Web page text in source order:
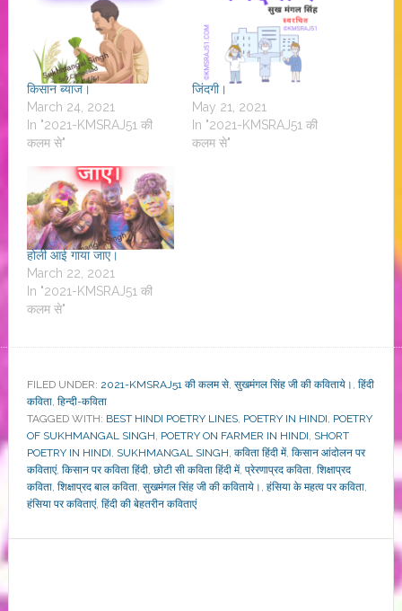
किसान ब्याज।
March 24, 2021
In "2021-KMSRAJ51 की
कलम से"
जिंदगी।
May 21, 2021
In "2021-KMSRAJ51 की
कलम से"
होली आई गाया जाए।
March 22, 2021
In "2021-KMSRAJ51 की
कलम से"
FILED UNDER: 2021-KMSRAJ51 की कलम से, सुखमंगल सिंह जी की कविताये। , हिंदी
कविता, हिन्दी-कविता
TAGGED WITH: BEST HINDI POETRY LINES, POETRY IN HINDI, POETRY
OF SUKHMANGAL SINGH, POETRY ON FARMER IN HINDI, SHORT
POETRY IN HINDI, SUKHMANGAL SINGH, कविता हिंदी में, किसान आंदोलन पर
कविताएं, किसान पर कविता हिंदी, छोटी सी कविता हिंदी में, प्रेरणाप्रद कविता, शिक्षाप्रद
कविता, शिक्षाप्रद बाल कविता, सुखमंगल सिंह जी की कविताये। , हंसिया के महत्व पर कविता,
हंसिया पर कविताएं, हिंदी की बेहतरीन कविताएं